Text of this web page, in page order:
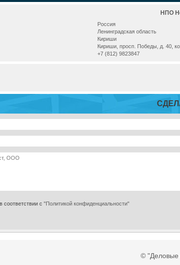
НПО
Россия
Ленинградская область
Кириши
Кириши, просп. Победы, д. 40,
+7 (812) 9823847
с "Политикой конфиденциальности"
© "Деловые